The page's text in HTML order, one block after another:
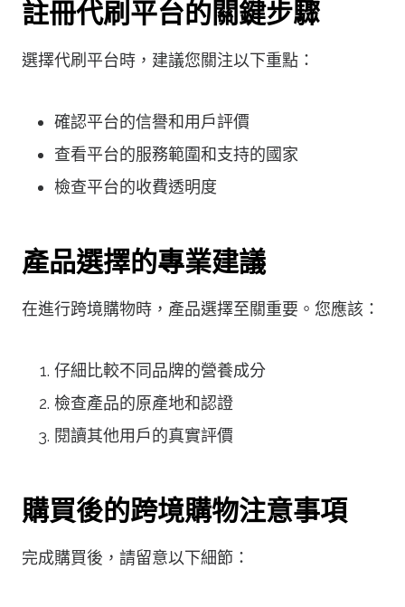
註冊代刷平台的關鍵步驟
選擇代刷平台時，建議您關注以下重點：
確認平台的信譽和用戶評價
查看平台的服務範圍和支持的國家
檢查平台的收費透明度
產品選擇的專業建議
在進行跨境購物時，產品選擇至關重要。您應該：
仔細比較不同品牌的營養成分
檢查產品的原產地和認證
閱讀其他用戶的真實評價
購買後的跨境購物注意事項
完成購買後，請留意以下細節：